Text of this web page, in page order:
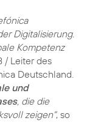
Digitalisierung.
Kompetenz
/ Leiter des
Deutschland.
und
, die die
zeigen", so